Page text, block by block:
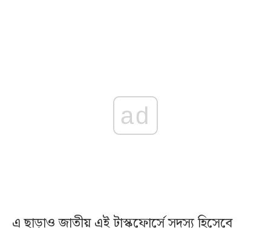
ad
এ ছাড়াও জাতীয় এই টাস্কফোর্সে সদস্য হিসেবে